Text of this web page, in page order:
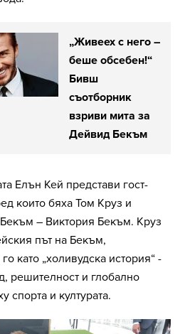
„Живеех с него –
беше обсебен!“
Бивш
съотборник
взриви мита за
Дейвид Бекъм
Елън Кей представи гост-
които бяха Том Круз и
Бекъм – Виктория Бекъм. Круз
път на Бекъм,
като „холивудска история“ -
решителност и глобално
спорта и културата.